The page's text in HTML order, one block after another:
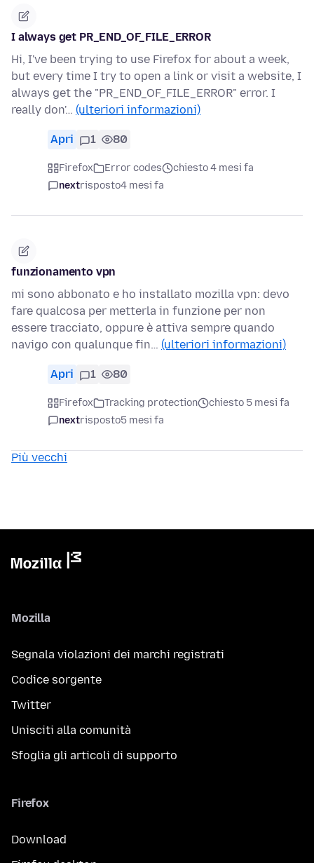
I always get PR_END_OF_FILE_ERROR
Hi, I've been trying to use Firefox for about a week,
but every time I try to open a link or visit a website, I
always get the "PR_END_OF_FILE_ERROR" error. I
really don'… (ulteriori informazioni)
Apri 1 80
Firefox Error codes
chiesto 4 mesi fa
nextrisposto4 mesi fa
funzionamento vpn
mi sono abbonato e ho installato mozilla vpn: devo
fare qualcosa per metterla in funzione per non
essere tracciato, oppure è attiva sempre quando
navigo con qualunque fin… (ulteriori informazioni)
Apri 1 80
Firefox Tracking protection
chiesto 5 mesi fa
nextrisposto5 mesi fa
Più vecchi
Mozilla
Segnala violazioni dei marchi registrati
Codice sorgente
Twitter
Unisciti alla comunità
Sfoglia gli articoli di supporto
Firefox
Download